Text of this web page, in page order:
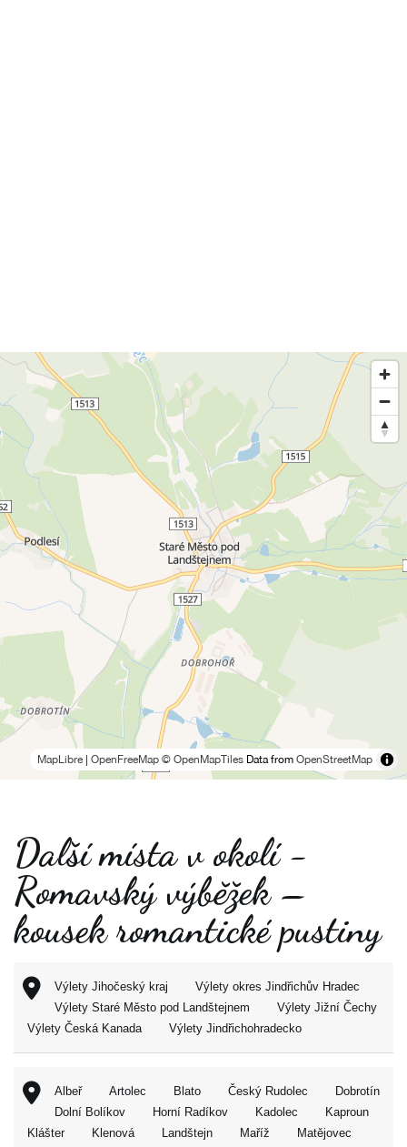
MapLibre OpenFreeMap © OpenMapTiles Data from OpenStreetMap
Další místa v okolí -
Romavský výběžek –
kousek romantické pustiny
Výlety Jihočeský kraj
Výlety okres Jindřichův Hradec
Výlety Staré Město pod Landštejnem
Výlety Jižní Čechy
Výlety Česká Kanada
Výlety Jindřichohradecko
Albeř Artolec Blato Český Rudolec
Dobrotín
Dolní Bolíkov
Horní Radíkov Kadolec
Kaproun
Klášter
Klenová Landštejn Maříž Matějovec